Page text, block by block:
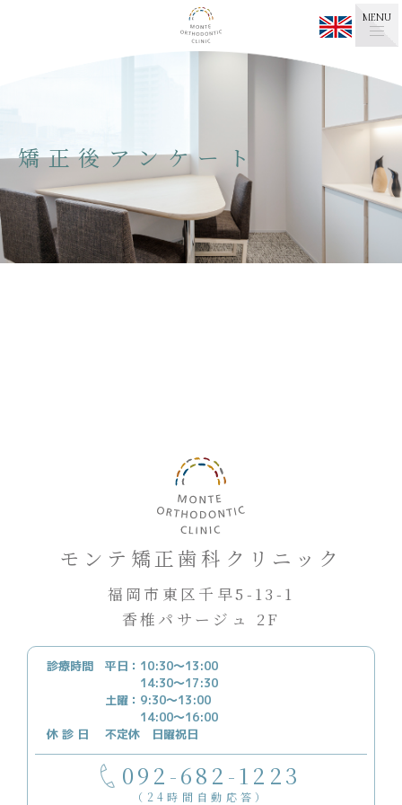
MENU
矯正後アンケート
モンテ矯正歯科クリニック
福岡市東区千早5-13-1
香椎パサージュ 2F
診療時間
平日：10:30～13:00
14:30～17:30
土曜：9:30～13:00
14:00～16:00
休 診 日
不定休 日曜祝日
092-682-1223
（24時間自動応答）